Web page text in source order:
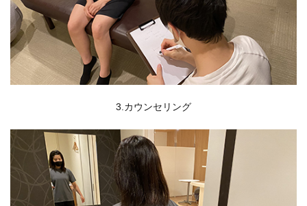
3.カウンセリング